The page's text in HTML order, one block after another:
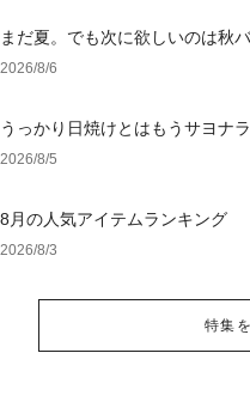
まだ夏。でも次に欲しいのは秋
2026/8/6
うっかり日焼けとはもうサヨナ
ェア
2026/8/5
8月の人気アイテムランキング
2026/8/3
特集